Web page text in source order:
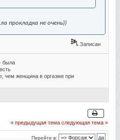
прокладка не очень))
Записан
была
чем женщина в оргазме при
« предыдущая тема следующая тема »
Перейти в: